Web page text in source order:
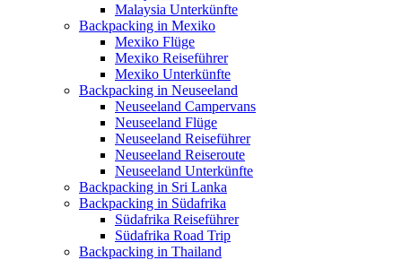
Malaysia Unterkünfte
Backpacking in Mexiko
Mexiko Flüge
Mexiko Reiseführer
Mexiko Unterkünfte
Backpacking in Neuseeland
Neuseeland Campervans
Neuseeland Flüge
Neuseeland Reiseführer
Neuseeland Reiseroute
Neuseeland Unterkünfte
Backpacking in Sri Lanka
Backpacking in Südafrika
Südafrika Reiseführer
Südafrika Road Trip
Backpacking in Thailand